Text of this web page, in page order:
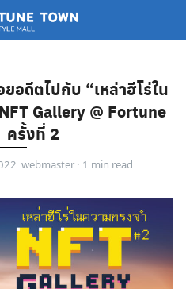
อดีตไปกับ “เหล่าฮีโร่ใน
Gallery @ Fortune
ครั้งที่ 2
webmaster ·